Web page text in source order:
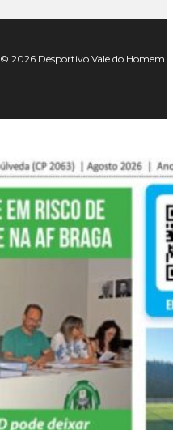
© 2026 Desportivo Vale do Homem.